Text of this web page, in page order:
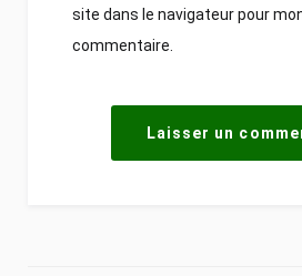
site dans le navigateur pour
commentaire.